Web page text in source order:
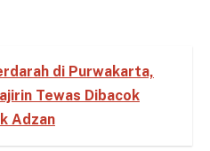
di Purwakarta,
Tewas Dibacok
Adzan